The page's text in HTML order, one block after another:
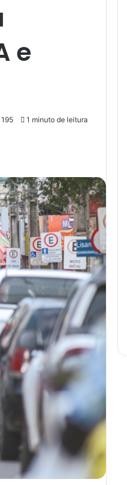
e
195 1 minuto de leitura